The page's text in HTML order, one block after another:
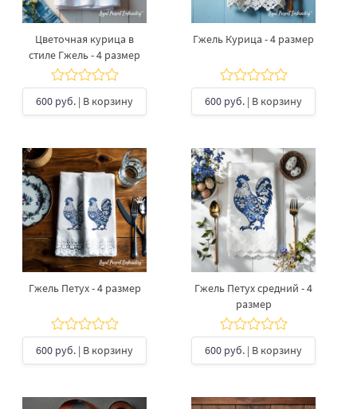
Цветочная курица в
стиле Гжель - 4 размер
600 руб. | В корзину
Гжель Курица - 4 размер
600 руб. | В корзину
Гжель Петух - 4 размер
600 руб. | В корзину
Гжель Петух средний - 4
размер
600 руб. | В корзину